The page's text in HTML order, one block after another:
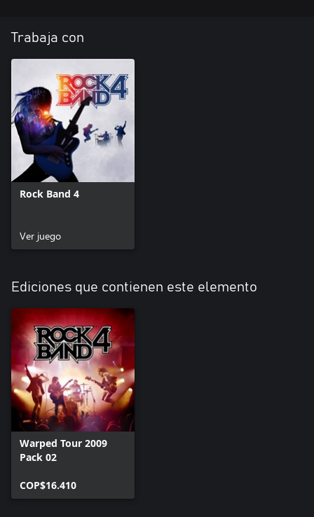
Trabaja con
Rock Band 4
Ver juego
Ediciones que contienen este elemento
Warped Tour 2009
Pack 02
COP$16.410